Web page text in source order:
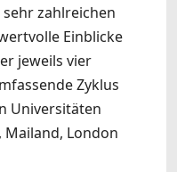
zahlreichen
Einblicke
jeweils vier
Zyklus
Universitäten
London